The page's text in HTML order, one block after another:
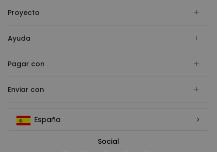
Proyecto
Ayuda
Pagar con
Enviar con
España
Social